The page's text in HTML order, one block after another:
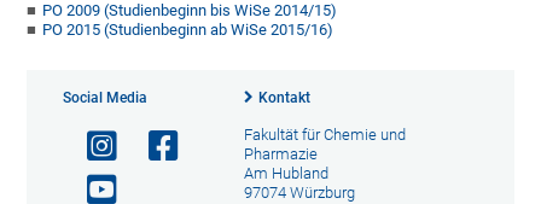
PO 2009 (Studienbeginn bis WiSe 2014/15)
PO 2015 (Studienbeginn ab WiSe 2015/16)
Social Media Kontakt
Fakultät für Chemie und
Pharmazie
Am Hubland
97074 Würzburg